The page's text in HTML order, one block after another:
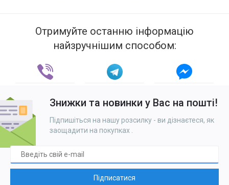
Отримуйте останню інформацію
найзручнішим способом:
Знижки та новинки у Вас на пошті!
Підпишіться на нашу розсилку - ви дізнаєтеся, як
заощадити на покупках
Підписатися